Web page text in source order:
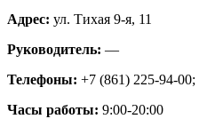
Адрес: ул. Тихая 9-я, 11
Руководитель: —
Телефоны: +7 (861) 225-94-
Часы работы: 9:00-20:00